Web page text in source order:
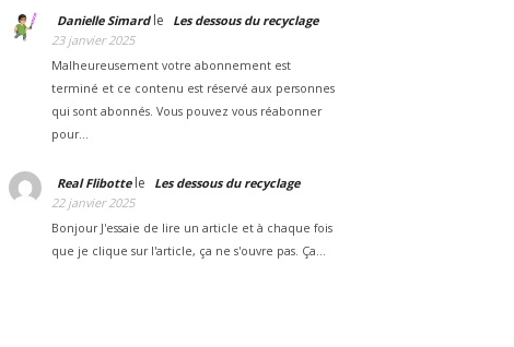
Danielle Simardle
Les dessous du recyclage
23 janvier 2025
Malheureusement votre abonnement est
terminé et ce contenu est réservé aux personnes
qui sont abonnés. Vous pouvez vous réabonner
pour…
Real Flibottele
Les dessous du recyclage
22 janvier 2025
Bonjour J'essaie de lire un article et à chaque fois
que je clique sur l'article, ça ne s'ouvre pas. Ça…